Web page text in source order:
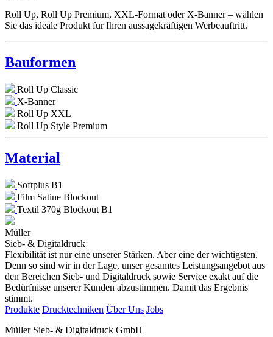
Roll Up, Roll Up Premium, XXL-Format oder X-Banner – wählen
Sie das ideale Produkt für Ihren aussagekräftigen Werbeauftritt.
Bauformen
Roll Up Classic
X-Banner
Roll Up XXL
Roll Up Style Premium
Material
Softplus B1
Film Satine Blockout
Textil 370g Blockout B1
Müller
Sieb- & Digitaldruck
Flexibilität ist nur eine unserer Stärken. Aber eine der wichtigsten.
Denn so sind wir in der Lage, unser gesamtes Leistungsangebot aus
den Bereichen Sieb- und Digitaldruck sowie Service exakt auf die
Bedürfnisse unserer Kunden abzustimmen. Damit das Ergebnis
stimmt.
Produkte Drucktechniken Über Uns Jobs
Müller Sieb- & Digitaldruck GmbH